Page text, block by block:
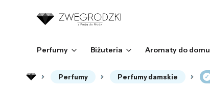
Perfumy Biżuteria Aromaty do domu
Perfumy Perfumy damskie